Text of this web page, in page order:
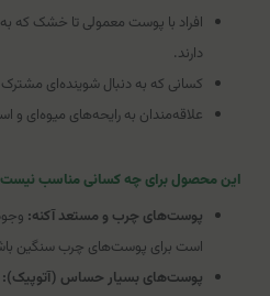
افراد با پوست معمولی تا خشک که
دارند.
کسانی که به دنبال شوینده‌ای
علاقه‌مندان به رایحه‌های میوه‌ای و
این محصول برای چه کسانی مناسب
پوست‌های چرب و مستعد آکنه:
است برای پوست‌های چرب سنگین
پوست‌های بسیار حساس (آتوپیک):